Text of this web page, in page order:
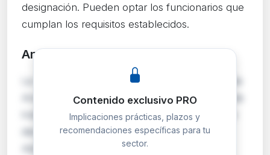
designación. Pueden optar los funcionarios que
cumplan los requisitos establecidos.
Análisis detallado
La Secretaría General de Servicios Judiciales de
Andalucía convoca la provisión de un puesto de
trabajo en la Oficina Fiscal de Almería por libre
designación. Este sistema permite a la
Administración seleccionar discrecionalmente
Contenido exclusivo PRO
Implicaciones prácticas, plazos y
recomendaciones específicas para tu
sector.